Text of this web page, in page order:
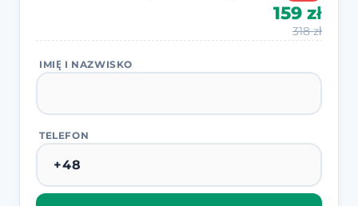
159 zł
318 zł
IMIĘ I NAZWISKO
TELEFON